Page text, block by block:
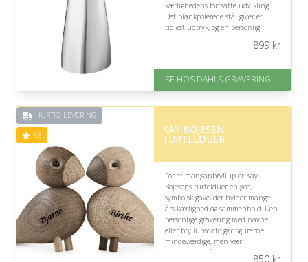
kærlighedens fortsatte udvikling.
Det blankpolerede stål giver et
tidløst udtryk, og en personlig
På lager
Levering: 2-3 dage
Fremragende Trustpilot rating
899kr
SE HOS DAHLS GRAVERING
HURTIG LEVERING
4.8 KAY BOJESEN
TURTELDUER
For et manganbryllup er Kay
Bojesens turtelduer en god,
symbolsk gave, der hylder mange
års kærlighed og sammenhold. Den
personlige gravering med navne
eller bryllupsdato gør figurerne
mindeværdige, men vær
opmærksom på den begrænsede850kr